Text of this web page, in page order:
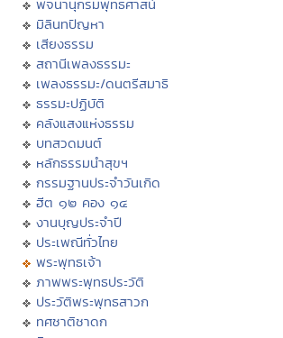
พจนานุกรมพุทธศาสน์
มิลินทปัญหา
เสียงธรรม
สถานีเพลงธรรมะ
เพลงธรรมะ/ดนตรีสมาธิ
ธรรมะปฏิบัติ
คลังแสงแห่งธรรม
บทสวดมนต์
หลักธรรมนำสุขฯ
กรรมฐานประจำวันเกิด
ฮีต ๑๒ คอง ๑๔
งานบุญประจำปี
ประเพณีทั่วไทย
พระพุทธเจ้า
ภาพพระพุทธประวัติ
ประวัติพระพุทธสาวก
ทศชาติชาดก